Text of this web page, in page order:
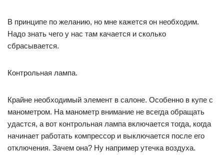
В принципе по желанию, но мне кажется он необходим.
Надо знать чего у нас там качается и сколько
сбрасывается.
Контрольная лампа.
Крайне необходимый элемент в салоне. Особенно в купе с
манометром. На манометр внимание не всегда обращать
удастся, а вот контрольная лампа включается тогда, когда
начинает работать компрессор и выключается после его
отключения. Зачем она? Ну например утечка воздуха.